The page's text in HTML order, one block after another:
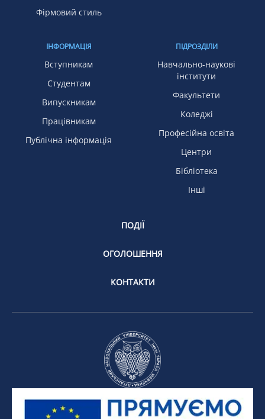
Фірмовий стиль
ІНФОРМАЦІЯ
Вступникам
Студентам
Випускникам
Працівникам
Публічна інформація
ПІДРОЗДІЛИ
Навчально-наукові
інститути
Факультети
Коледжі
Професійна освіта
Центри
Бібліотека
Інші
ПОДІЇ
ОГОЛОШЕННЯ
КОНТАКТИ